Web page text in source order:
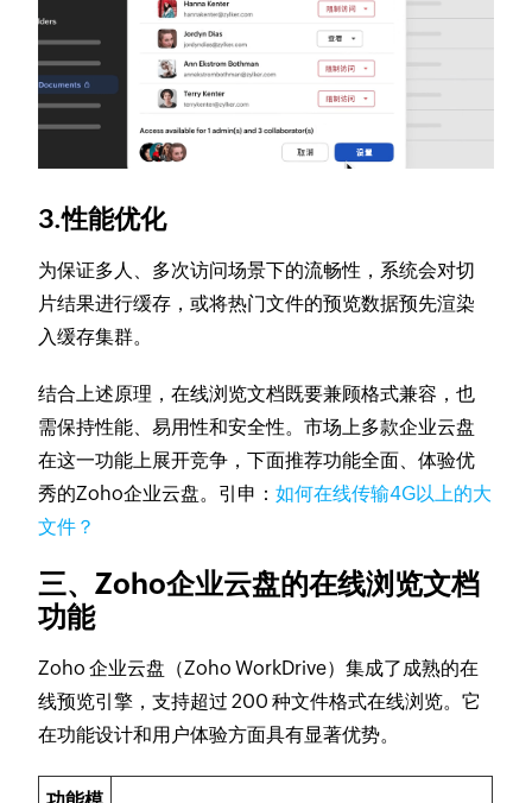
3.性能优化
为保证多人、多次访问场景下的流畅性，系统会对切
片结果进行缓存，或将热门文件的预览数据预先渲染
入缓存集群。
结合上述原理，在线浏览文档既要兼顾格式兼容，也
需保持性能、易用性和安全性。市场上多款企业云盘
在这一功能上展开竞争，下面推荐功能全面、体验优
秀的Zoho企业云盘。引申：如何在线传输4G以上的大
文件？
三、Zoho企业云盘的在线浏览文档
功能
Zoho 企业云盘（Zoho WorkDrive）集成了成熟的在
线预览引擎，支持超过 200 种文件格式在线浏览。它
在功能设计和用户体验方面具有显著优势。